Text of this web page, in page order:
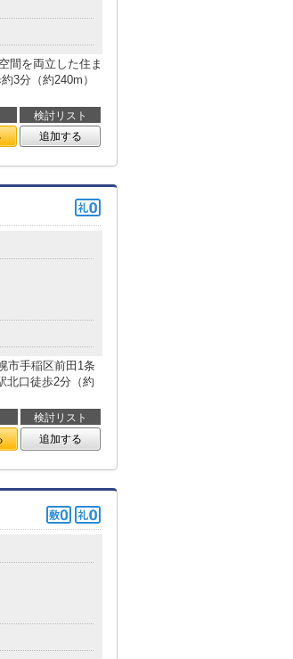
間を両立した住ま
3分（約240m）
検討リスト
追加する
市手稲区前田1条
北口徒歩2分（約
検討リスト
追加する